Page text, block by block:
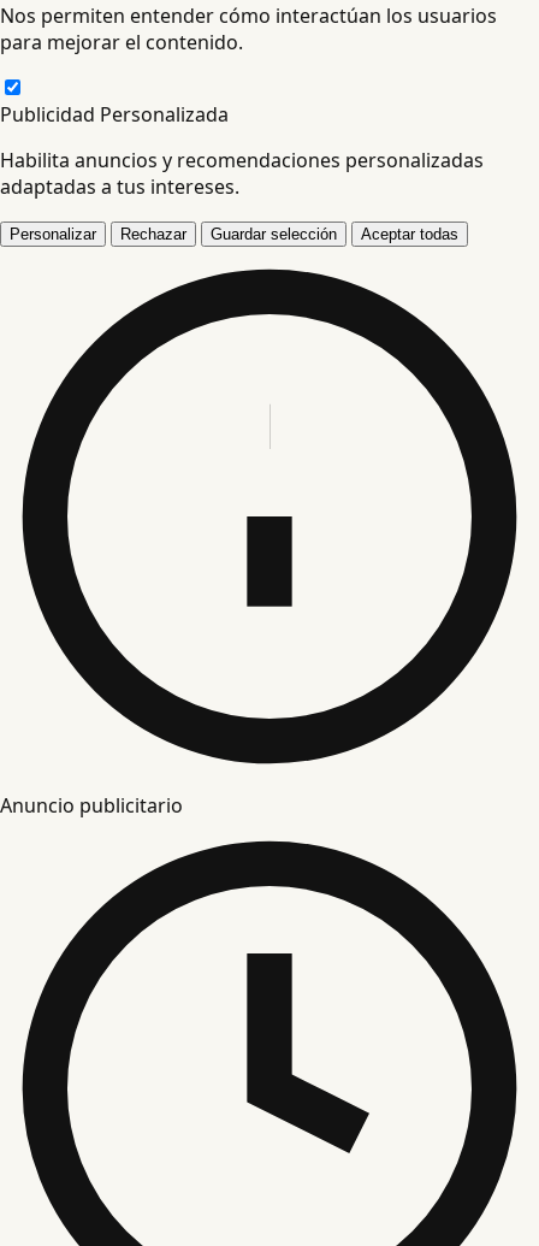
Nos permiten entender cómo interactúan los usuarios
para mejorar el contenido.
Publicidad Personalizada
Habilita anuncios y recomendaciones personalizadas
adaptadas a tus intereses.
Personalizar Rechazar Guardar selección Aceptar todas
Anuncio publicitario